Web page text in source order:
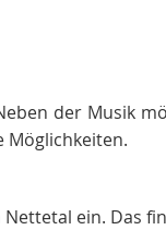
der Musik
Möglichkeiten.
ein. Das